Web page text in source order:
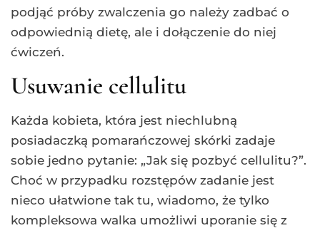
podjąć próby zwalczenia go należy zadbać o
odpowiednią dietę, ale i dołączenie do niej
ćwiczeń.
Usuwanie cellulitu
Każda kobieta, która jest niechlubną
posiadaczką pomarańczowej skórki zadaje
sobie jedno pytanie: „Jak się pozbyć cellulitu?”.
Choć w przypadku rozstępów zadanie jest
nieco ułatwione tak tu, wiadomo, że tylko
kompleksowa walka umożliwi uporanie się z